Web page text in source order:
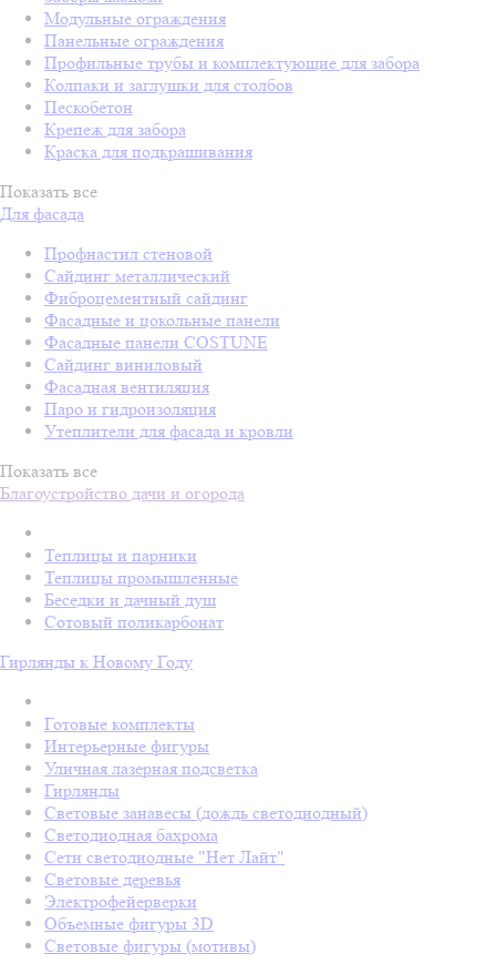
Модульные ограждения
Панельные ограждения
Профильные трубы и комплектующие для забора
Колпаки и заглушки для столбов
Пескобетон
Крепеж для забора
Краска для подкрашивания
Показать все
Для фасада
Профнастил стеновой
Сайдинг металлический
Фиброцементный сайдинг
Фасадные и цокольные панели
Фасадные панели COSTUNE
Сайдинг виниловый
Фасадная вентиляция
Паро и гидроизоляция
Утеплители для фасада и кровли
Показать все
Благоустройство дачи и огорода
Теплицы и парники
Теплицы промышленные
Беседки и дачный душ
Сотовый поликарбонат
Гирлянды к Новому Году
Готовые комплекты
Интерьерные фигуры
Уличная лазерная подсветка
Гирлянды
Световые занавесы (дождь светодиодный)
Светодиодная бахрома
Сети светодиодные "Нет Лайт"
Световые деревья
Электрофейерверки
Объемные фигуры 3D
Световые фигуры (мотивы)